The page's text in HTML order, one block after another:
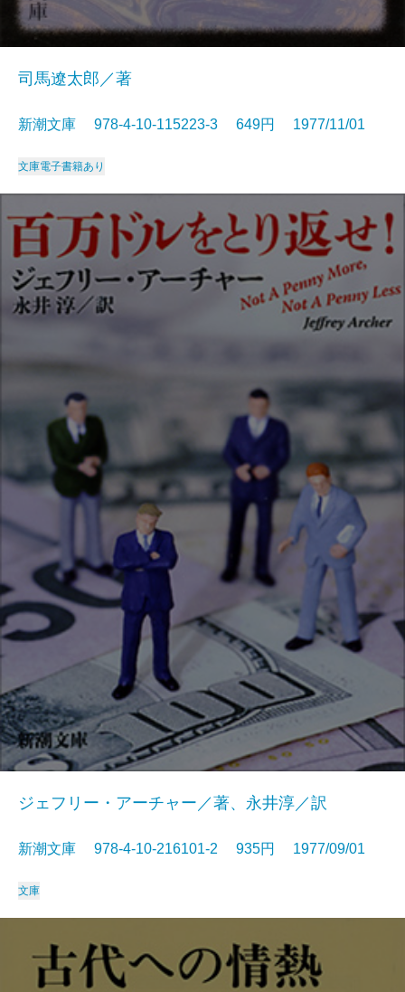
司馬遼太郎／著
新潮文庫 978-4-10-115223-3 649円 1977/11/01
文庫電子書籍あり
ジェフリー・アーチャー／著、永井淳／訳
新潮文庫 978-4-10-216101-2 935円 1977/09/01
文庫